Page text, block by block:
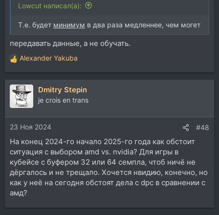
Lowcut написал(а):
Т.е. будет минимум в два раза медленнее, чем могет
передавать данные, а не обучать.
Р
е
а
к
и
и
:
Alexander Yakuba
Dmitry Stepin
je crois en trans
23 Ноя 2024 #48
На конец 2024-го начало 2025-го года как обстоит
ситуация с выбором amd vs. nvidia? Для игры в
кубейсе с буфером 32 или 64 семпла, чтоб ничё не
дёргалось и не трещало. Хочется нвидию, конечно, но
как у неё на сегодня обстоят дела с dpc в сравнении с
амд?